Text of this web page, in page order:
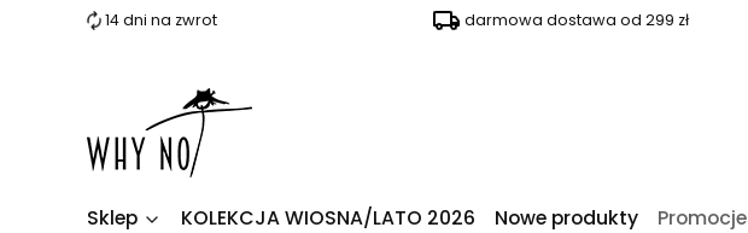
14 dni na zwrot darmowa dostawa od 299 zł
Sklep KOLEKCJA WIOSNA/LATO 2026 Nowe produkty Promocje